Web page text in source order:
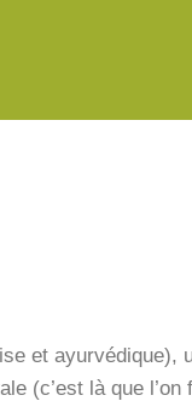
et
(c’est là que